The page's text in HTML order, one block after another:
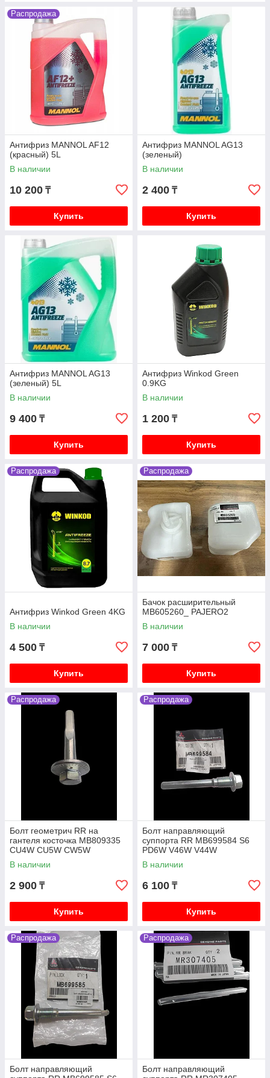
Распродажа
Антифриз MANNOL AF12
(красный) 5L
В наличии
10 200 ₸
Купить
Антифриз MANNOL AG13
(зеленый)
В наличии
2 400 ₸
Купить
Антифриз MANNOL AG13
(зеленый) 5L
В наличии
9 400 ₸
Купить
Антифриз Winkod Green
0.9KG
В наличии
1 200 ₸
Купить
Распродажа
Антифриз Winkod Green 4KG
В наличии
4 500 ₸
Купить
Распродажа
Бачок расширительный
MB605260_ PAJERO2
В наличии
7 000 ₸
Купить
Распродажа
Болт геометрич RR на
гантеля косточка MB809335
CU4W CU5W CW5W
В наличии
2 900 ₸
Купить
Распродажа
Болт направляющий
суппорта RR MB699584 S6
PD6W V46W V44W
В наличии
6 100 ₸
Купить
Распродажа
Болт направляющий
Распродажа
Болт направляющий